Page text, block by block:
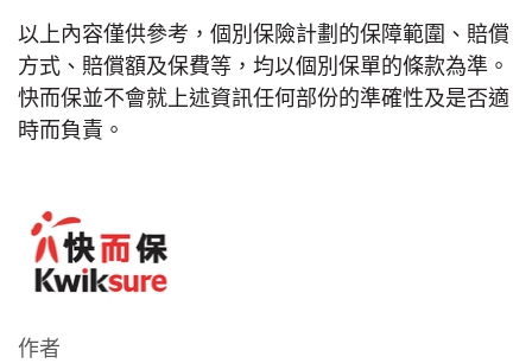
以上內容僅供參考，個別保險計劃的保障範圍、賠償
方式、賠償額及保費等，均以個別保單的條款為準。
快而保並不會就上述資訊任何部份的準確性及是否適
時而負責。
作者